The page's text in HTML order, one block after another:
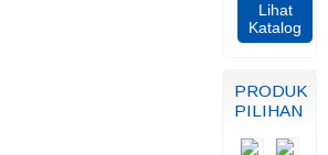
Lihat
Katalog
PRODUK
PILIHAN